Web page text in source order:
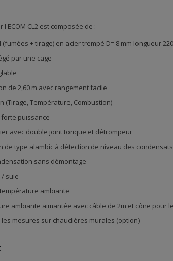
CL2 est composée de :
+ tirage) en acier trempé D= 8 mm longueur
par une cage
de 2,60 m avec rangement facile
(Tirage, Température, Combustion)
puissance
avec double joint torique et détrompeur
de type alambic à détection de niveau des
sans démontage
/ suie
ambiante
ambiante aimantée avec câble de 2m et cône pour
mesures sur chaudières murales (option)